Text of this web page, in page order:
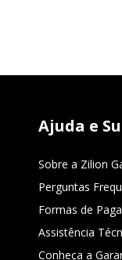
Ajuda e
Sobre a Zilion
Perguntas
Formas de
Assistência
Conheça a